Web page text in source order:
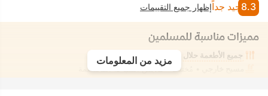
8.3 جيد جداًإظهار جميع التقييمات
مميزات مناسبة للمسلمين
جميع الأطعمة حلال
غرفة خالية من الكحول
• مُختلط • ملابس السباحة المحتشمة
مزيد من المعلومات